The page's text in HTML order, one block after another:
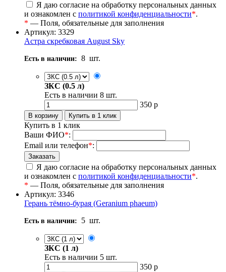
Я даю согласие на обработку персональных данных
и ознакомлен с политикой конфиденциальности*.
* — Поля, обязательные для заполнения
Артикул: 3329
Астра скребковая August Sky
Есть в наличии: 8 шт.
ЗКС (0.5 л)
Есть в наличии 8 шт.
350 р
Купить в 1 клик
Ваши ФИО*:
Email или телефон*:
Я даю согласие на обработку персональных данных
и ознакомлен с политикой конфиденциальности*.
* — Поля, обязательные для заполнения
Артикул: 3346
Герань тёмно-бурая (Geranium phaeum)
Есть в наличии: 5 шт.
ЗКС (1 л)
Есть в наличии 5 шт.
350 р